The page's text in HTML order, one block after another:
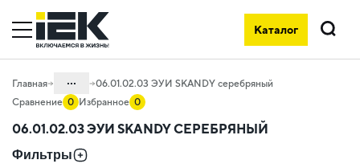
Каталог
Поиск
Главная ...
Каталог
06. Изделия электроустановочные,
удлинители и силовые разъемы
06.01.02.03 ЭУИ SKANDY серебряный
Сравнение 0 Избранное 0
06.01.02.03 ЭУИ SKANDY СЕРЕБРЯНЫЙ
Фильтры